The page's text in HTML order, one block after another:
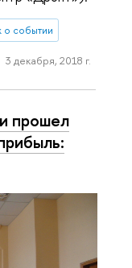
о событии
3 декабря, 2018 г.
прошел